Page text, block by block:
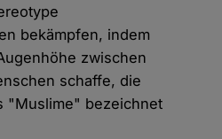
bekämpfen, indem
zwischen
schaffe, die
"Muslime" bezeichnet